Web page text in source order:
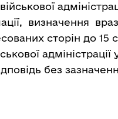
визначення
сторін до
без